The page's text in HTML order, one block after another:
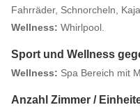
Fahrräder, Schnorcheln,
Wellness: Whirlpool.
Sport und Wellness
Wellness: Spa Bereich mit
Anzahl Zimmer /